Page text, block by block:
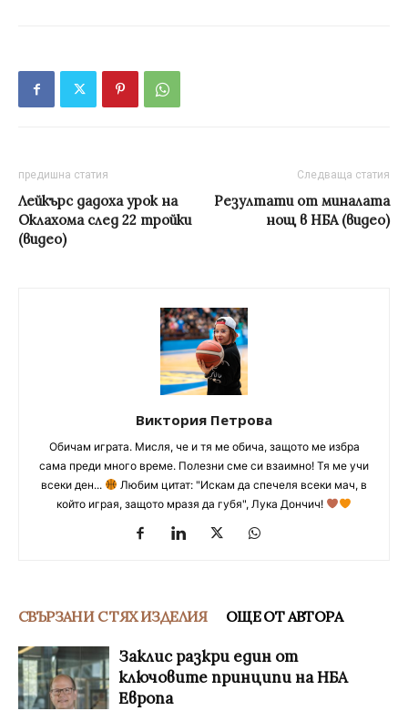
предишна статия
Лейкърс дадоха урок на
Оклахома след 22 тройки
(видео)
Следваща статия
Резултати от миналата
нощ в НБА (видео)
Виктория Петрова
Обичам играта. Мисля, че и тя ме обича, защото ме избра
сама преди много време. Полезни сме си взаимно! Тя ме учи
всеки ден...
Любим цитат: "Искам да спечеля всеки мач, в
който играя, защото мразя да губя", Лука Дончич!
СВЪРЗАНИ С ТЯХ ИЗДЕЛИЯ ОЩЕ ОТ АВТОРА
Заклис разкри един от
ключовите принципи на НБА
Европа